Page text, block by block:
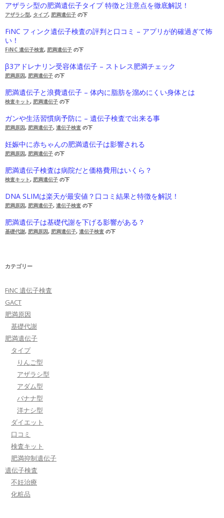
アザラシ型の肥満遺伝子タイプ 特徴と注意点を徹底解説！
アザラシ型, タイプ, 肥満遺伝子 の下
FiNC フィンク遺伝子検査の評判と口コミ – アプリが的確過ぎて怖
い！
FiNC 遺伝子検査, 肥満遺伝子 の下
β3アドレナリン受容体遺伝子 – ストレス肥満チェック
肥満原因, 肥満遺伝子 の下
肥満遺伝子と浪費遺伝子 – 体内に脂肪を溜めにくい身体とは
検査キット, 肥満遺伝子 の下
ガンや生活習慣病予防に – 遺伝子検査で出来る事
肥満原因, 肥満遺伝子, 遺伝子検査 の下
妊娠中に赤ちゃんの肥満遺伝子は影響される
肥満原因, 肥満遺伝子 の下
肥満遺伝子検査は病院だと価格費用はいくら？
検査キット, 肥満遺伝子 の下
DNA SLIMは楽天が最安値？口コミ結果と特徴を解説！
肥満原因, 肥満遺伝子, 遺伝子検査 の下
肥満遺伝子は基礎代謝を下げる影響がある？
基礎代謝, 肥満原因, 肥満遺伝子, 遺伝子検査 の下
カテゴリー
FiNC 遺伝子検査
GACT
肥満原因
基礎代謝
肥満遺伝子
タイプ
りんご型
アザラシ型
アダム型
バナナ型
洋ナシ型
ダイエット
口コミ
検査キット
肥満抑制遺伝子
遺伝子検査
不妊治療
化粧品